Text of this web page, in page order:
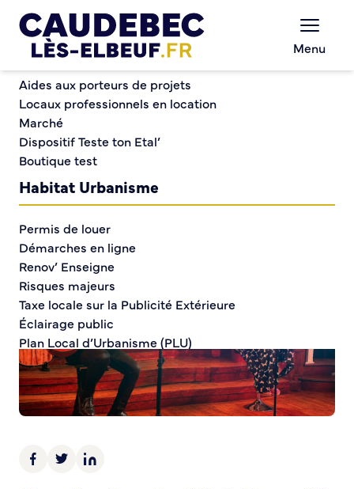
Menu
Concert électro-acoustique de K-MysterY
Concert électro-
acoustique de K-
MysterY
Chèques-cadeaux municipaux – Soutenez le
Aides aux porteurs de projets
Locaux professionnels en location
Marché
Dispositif Teste ton Etal’
Boutique test
Habitat Urbanisme
Permis de louer
Démarches en ligne
Renov’ Enseigne
Risques majeurs
Taxe locale sur la Publicité Extérieure
Éclairage public
Plan Local d’Urbanisme (PLU)
Demande d’Occupation du Domaine Public
Sécurité tranquillité
Tranquillité vacances